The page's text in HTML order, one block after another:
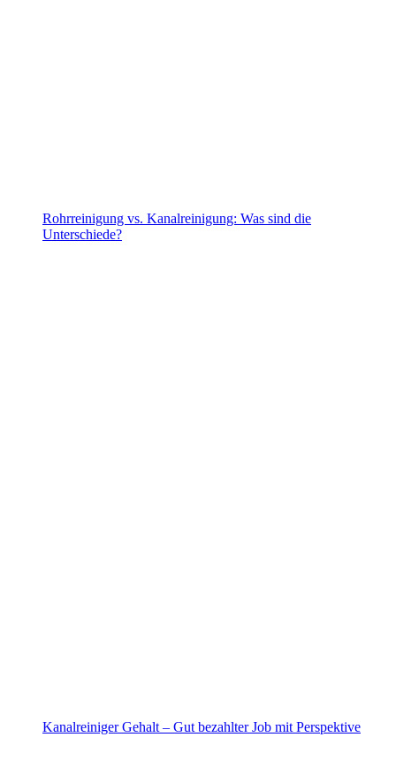
Rohrreinigung vs. Kanalreinigung: Was sind die
Unterschiede?
Kanalreiniger Gehalt – Gut bezahlter Job mit Perspektive